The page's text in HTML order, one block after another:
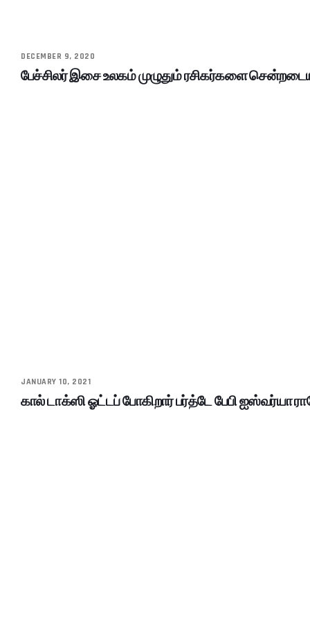
DECEMBER 9, 2020
பேச்சிலர் இசை உலகம் முழுதும் ரசிகர்களை
JANUARY 10, 2021
கால் டாக்ஸி ஓட்டப் போகிறார் பர்த்டே பேபி ஐஸ்வர்யா